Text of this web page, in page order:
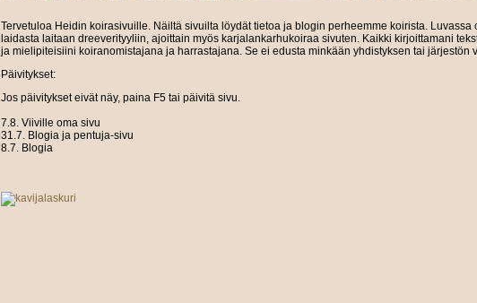
Tervetuloa Heidin koirasivuille. Näiltä sivuilta löydät tietoa ja blogin perheemme koirista. Luvassa
laidasta laitaan dreeverityyliin, ajoittain myös karjalankarhukoiraa sivuten. Kaikki kirjoittamani
ja mielipiteisiini koiranomistajana ja harrastajana. Se ei edusta minkään yhdistyksen tai järjestön
Päivitykset:
Jos päivitykset eivät näy, paina F5 tai päivitä sivu.
7.8. Viiville oma sivu
31.7. Blogia ja pentuja-sivu
8.7. Blogia